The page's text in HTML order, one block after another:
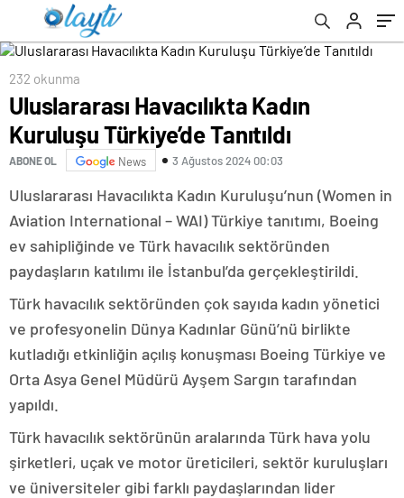
232 okunma
Uluslararası Havacılıkta Kadın
Kuruluşu Türkiye’de Tanıtıldı
ABONE OL News 3 Ağustos 2024 00:03
Uluslararası Havacılıkta Kadın Kuruluşu’nun (Women in
Aviation International – WAI) Türkiye tanıtımı, Boeing
ev sahipliğinde ve Türk havacılık sektöründen
paydaşların katılımı ile İstanbul’da gerçekleştirildi.
Türk havacılık sektöründen çok sayıda kadın yönetici
ve profesyonelin Dünya Kadınlar Günü’nü birlikte
kutladığı etkinliğin açılış konuşması Boeing Türkiye ve
Orta Asya Genel Müdürü Ayşem Sargın tarafından
yapıldı.
Türk havacılık sektörünün aralarında Türk hava yolu
şirketleri, uçak ve motor üreticileri, sektör kuruluşları
ve üniversiteler gibi farklı paydaşlarından lider